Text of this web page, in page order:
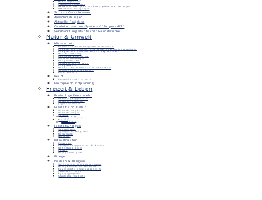
Bebauungspläne
Flächennutzungsplan
Aktuell in Kraft getretene Bauleitpläne oder Satzungen
Öffentliche Auslegungen
Strom - Gas - Wasser
Ausschreibungen
Aktuelle Projekte
Geoinformations-System / "Bürger-GIS"
Vermarktung städtischer Grundstücke
Natur & Umwelt
Klimaschutz
Kommunales Förderprogramm Photovoltaik
Energie- und klimapolitische Leitbild der Stadt Kuppenheim
Energie- und Klimaschutzprojekt RegioENERGIE
Deer E-Carsharing
Ladesäule & Carsharing
Klimaschutzmanager
Energieatlas BW
European Energy Award
Energiebericht
Pendla - die kommunale Mitfahrzentrale
Kommunale Wärmeplanung
Klima-Bündnis
Wald
Stadtwald und Staatswald
Biotopverbundplanung
Freizeit & Leben
Freiwillige Feuerwehr
Abteilung Kuppenheim
Abteilung Oberndorf
Jugendfeuerwehr
Freizeit und Kultur
Veranstaltungshalle
Veranstaltungen
Vereine
Vereinsförderung
Belegungs- und Spielpläne
Museen
Unimog-Museum
Heimatmuseum
Freizeitanlagen
Sportanlagen
Spielplätze, Bolzplätze
Bürgerpark
Grillplatz
Infrastruktur
Einkaufen
Stadtplan Kuppenheim / Bischweier
ÖPNV (Bus & Bahn)
Parken
Reisigsammelplatz
Pflege
Kirchen & Religion
St. Sebastian Kirche Kuppenheim
Heilig Kreuz Kirche Oberndorf
Evangelische Kirche Kuppenheim
Jüdischer Friedhof
Synagogenplatz
Städtische Friedhöfe